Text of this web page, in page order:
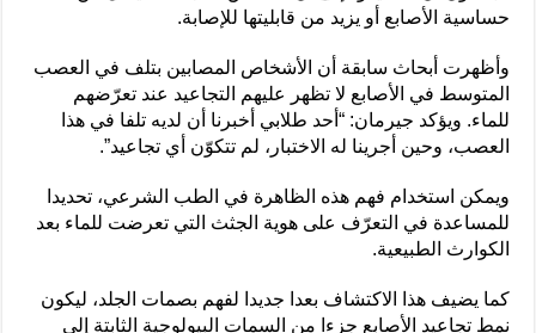
حساسية الأصابع أو يزيد من قابليتها للإصابة.
وأظهرت أبحاث سابقة أن الأشخاص المصابين بتلف في العصب
المتوسط في الأصابع لا تظهر عليهم التجاعيد عند تعرّضهم
للماء. ويؤكد جيرمان: “أحد طلابي أخبرنا أن لديه تلفا في هذا
العصب، وحين أجرينا له الاختبار، لم تتكوّن أي تجاعيد”.
ويمكن استخدام فهم هذه الظاهرة في الطب الشرعي، تحديدا
للمساعدة في التعرّف على هوية الجثث التي تعرضت للماء بعد
الكوارث الطبيعية.
كما يضيف هذا الاكتشاف بعدا جديدا لفهم بصمات الجلد، ليكون
نمط تجاعيد الأصابع جزءا من السمات البيولوجية الثابتة إلى